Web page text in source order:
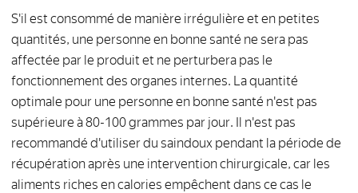
S'il est consommé de manière irrégulière et en petites
quantités, une personne en bonne santé ne sera pas
affectée par le produit et ne perturbera pas le
fonctionnement des organes internes. La quantité
optimale pour une personne en bonne santé n'est pas
supérieure à 80-100 grammes par jour. Il n'est pas
recommandé d'utiliser du saindoux pendant la période de
récupération après une intervention chirurgicale, car les
aliments riches en calories empêchent dans ce cas le